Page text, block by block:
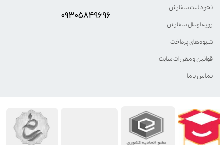
نحوه ثبت سفارش
رویه ارسال سفارش
شیوه‌های پرداخت
قوانین و مقررات سایت
تماس با ما
۰۹۳۰۵8۴9696